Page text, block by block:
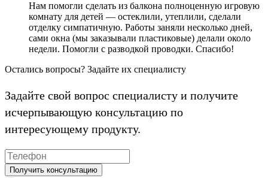
Нам помогли сделать из балкона полноценную игровую
комнату для детей — остеклили, утеплили, сделали
отделку симпатичную. Работы заняли несколько дней,
сами окна (мы заказывали пластиковые) делали около
недели. Помогли с разводкой проводки. Спасибо!
Остались вопросы? Задайте их специалисту
Задайте свой вопрос специалисту и получите
исчерпывающую консультацию по
интересующему продукту.
Получить консультацию